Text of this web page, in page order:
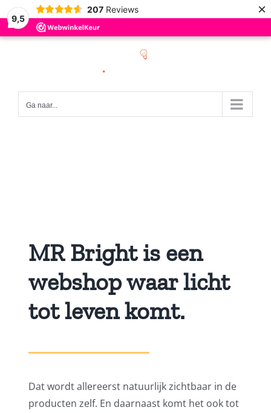
9,5
207 Reviews ×
Ga naar...
MR Bright is een
webshop waar licht
tot leven komt.
Dat wordt allereerst natuurlijk zichtbaar in de
producten zelf. En daarnaast komt het ook tot